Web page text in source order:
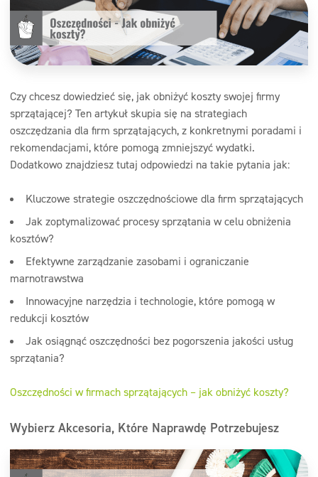
Czy chcesz dowiedzieć się, jak obniżyć koszty swojej firmy
sprzątającej? Ten artykuł skupia się na strategiach
oszczędzania dla firm sprzątających, z konkretnymi poradami i
rekomendacjami, które pomogą zmniejszyć wydatki.
Dodatkowo znajdziesz tutaj odpowiedzi na takie pytania jak:
Kluczowe strategie oszczędnościowe dla firm sprzątających
Jak zoptymalizować procesy sprzątania w celu obniżenia
kosztów?
Efektywne zarządzanie zasobami i ograniczanie
marnotrawstwa
Innowacyjne narzędzia i technologie, które pomogą w
redukcji kosztów
Jak osiągnąć oszczędności bez pogorszenia jakości usług
sprzątania?
Oszczędności w firmach sprzątających – jak obniżyć koszty?
Wybierz Akcesoria, Które Naprawdę Potrzebujesz